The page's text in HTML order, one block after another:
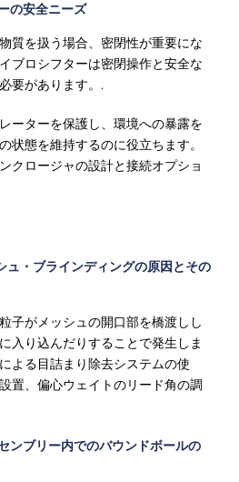
の安全ニーズ
質を扱う場合、密閉性が重要にな
ブロシフターは密閉操作と安全な
要があります。.
ーターを保護し、環境への暴露を
状態を維持するのに役立ちます。
クロージャの設計と接続オプショ
ュ・ブラインディングの原因とその
子がメッシュの開口部を橋渡しし
入り込んだりすることで発生しま
よる目詰まり除去システムの使
置、偏心ウェイトのリード角の調
ンブリー内でのバウンドボールの